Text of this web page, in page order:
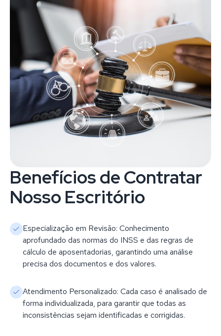
Benefícios de Contratar
Nosso Escritório
Especialização em Revisão: Conhecimento
aprofundado das normas do INSS e das regras de
cálculo de aposentadorias, garantindo uma análise
precisa dos documentos e dos valores.
Atendimento Personalizado: Cada caso é analisado de
forma individualizada, para garantir que todas as
inconsistências sejam identificadas e corrigidas.